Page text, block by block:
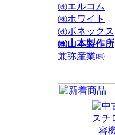
㈱エルコム
㈱ホワイト
㈱ボネックス
㈱山本製作所
兼弥産業㈱